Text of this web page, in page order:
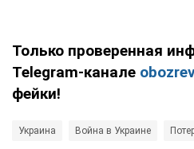
Только проверенная
Telegram-канале
фейки!
Украина Война в Украине